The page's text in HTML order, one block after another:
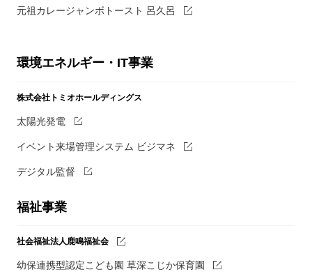
元祖カレージャンボトースト 呂久呂
環境エネルギー・IT事業
株式会社トミオホールディングス
太陽光発電
イベント来場管理システム ビジマネ
デジタル監督
福祉事業
社会福祉法人鹿鳴福祉会
幼保連携型認定こども園 草深こじか保育園